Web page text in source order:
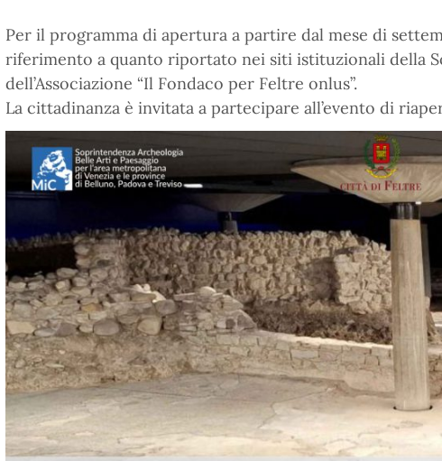
Per il programma di apertura a partire dal mese di
riferimento a quanto riportato nei siti istituzionali della
dell’Associazione “Il Fondaco per Feltre onlus”.
La cittadinanza è invitata a partecipare all’evento di